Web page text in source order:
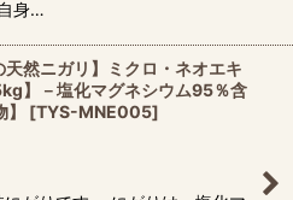
身…
然ニガリ】ミクロ・ネオエキ
】－塩化マグネシウム95％含
[TYS-MNE005]